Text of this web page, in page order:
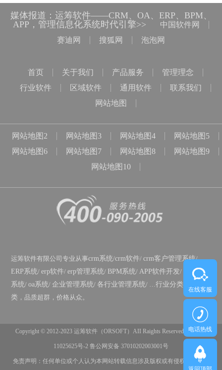
在线客服
电话热线
媒体报道：运筹软件——CRM、OA、ERP、BPM、
APP，管理信息化系统时代引擎>>
中国软件网
赛迪网
搜狐网 泡泡网
首页 关于我们 产品服务
管理理念
行业软件
区域软件 通用软件
联系我们
网站地图
网站地图2 网站地图3 网站地图4
网站地图5
网站地图6
网站地图7 网站地图8
网站地图9
网站地图10
运筹软件有限公司专业从事crm系统/crm软件/crm客户管理系统/
ERP系统/erp软件/erp管理系统/ BPM系统/ APP软件开发/
政务OA
系统/oa系统/ 企业管理系统/ 各行业管理系统/ …行业分类
类 ，品质超群，价格从众。
Copyright © 2012-2023 运筹软件（ORSOFT）AII Raights Reserved 鲁ICP备
11025625号-2 鲁公网安备 37010202003001号
免责声明：任何单位或个人认为本网站转载信息涉及版权或有侵权嫌疑等问